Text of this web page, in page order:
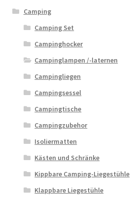
Camping
Camping Set
Campinghocker
Campinglampen /-laternen
Campingliegen
Campingsessel
Campingtische
Campingzubehor
Isoliermatten
Kästen und Schränke
Kippbare Camping-Liegestühle
Klappbare Liegestühle